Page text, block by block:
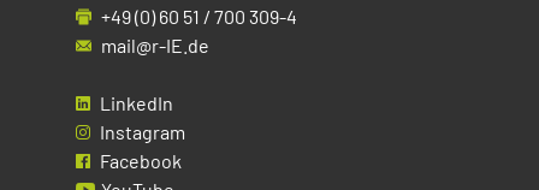
+49 (0) 60 51 / 700 309-4
mail@r-IE.de
LinkedIn
Instagram
Facebook